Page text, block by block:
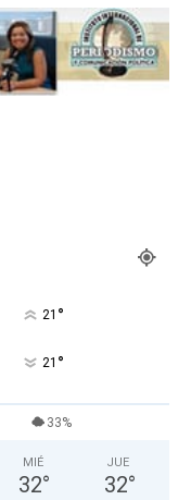
21 °
21 °
33%
MIÉ
32°
JUE
32°